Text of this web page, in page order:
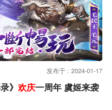
发布于 : 2024-01-17
》 欢庆一周年 虞姬来袭